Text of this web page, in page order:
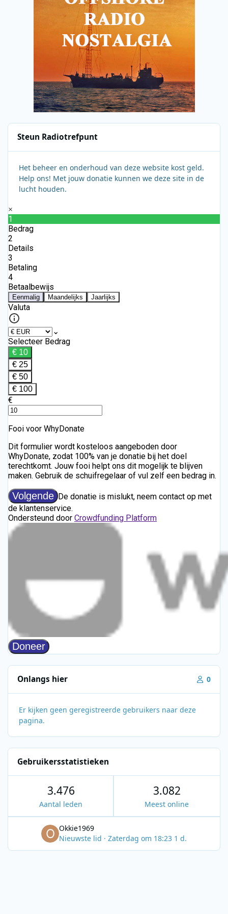
Steun Radiotrefpunt
Het beheer en onderhoud van deze website kost geld.
Help ons! Met jouw donatie kunnen we deze site in de
lucht houden.
Onlangs hier 0
Er kijken geen geregistreerde gebruikers naar deze
pagina.
Gebruikersstatistieken
3.476
Aantal leden
3.082
Meest online
Okkie1969
Nieuwste lid · Zaterdag om 18:23 1 d.